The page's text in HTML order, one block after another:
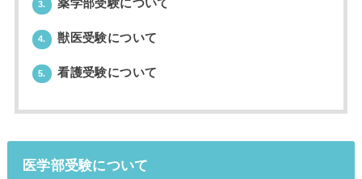
3. 薬学部受験について
4. 獣医受験について
5. 看護受験について
医学部受験について